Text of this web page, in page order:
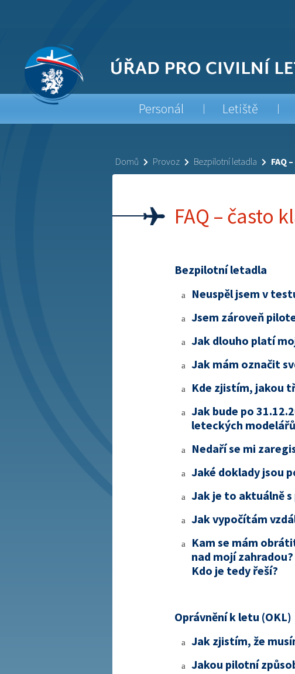
Personál Letiště
Domů Provoz Bezpilotní letadla FAQ
FAQ – často
Bezpilotní letadla
a Neuspěl jsem v
a Jsem zároveň
a Jak dlouho platí
a Jak mám označit
a Kde zjistím, jakou
a
Jak bude po
leteckých
a Nedaří se mi
a Jaké doklady jsou
a Jak je to aktuálně
a Jak vypočítám
a
Kam se mám
nad mojí
Kdo je tedy řeší?
Oprávnění k letu (OKL)
a Jak zjistím, že
a Jakou pilotní